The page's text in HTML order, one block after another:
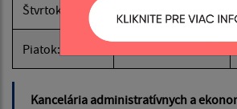
Štvrtok:
Piatok:
Kancelária administratívnych a